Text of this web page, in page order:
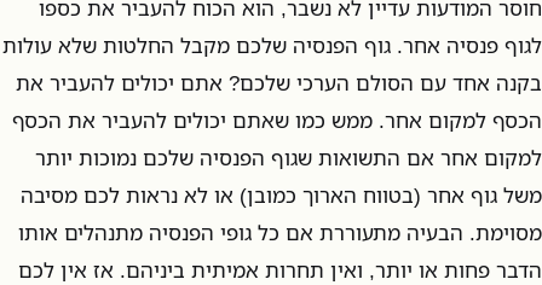
חוסר המודעות עדיין לא נשבר, הוא הכוח להעביר את כספו
לגוף פנסיה אחר. גוף הפנסיה שלכם מקבל החלטות שלא עולות
בקנה אחד עם הסולם הערכי שלכם? אתם יכולים להעביר את
הכסף למקום אחר. ממש כמו שאתם יכולים להעביר את הכסף
למקום אחר אם התשואות שגוף הפנסיה שלכם נמוכות יותר
משל גוף אחר (בטווח הארוך כמובן) או לא נראות לכם מסיבה
מסוימת. הבעיה מתעוררת אם כל גופי הפנסיה מתנהלים אותו
הדבר פחות או יותר, ואין תחרות אמיתית ביניהם. אז אין לכם